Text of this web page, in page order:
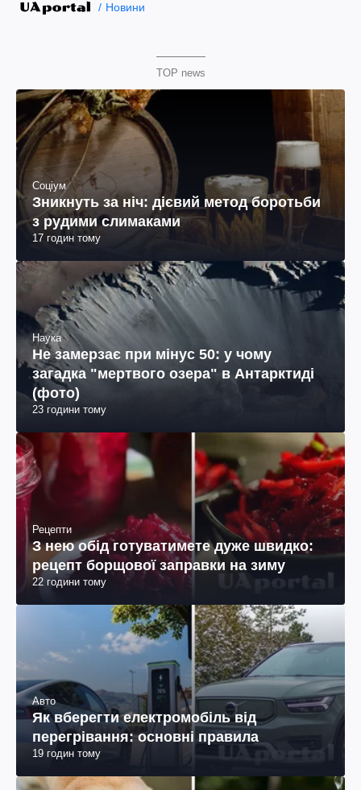
Новини
TOP news
Соціум
Зникнуть за ніч: дієвий метод боротьби
з рудими слимаками
17 годин тому
Наука
Не замерзає при мінус 50: у чому
загадка "мертвого озера" в Антарктиді
(фото)
23 години тому
Рецепти
З нею обід готуватимете дуже швидко:
рецепт борщової заправки на зиму
22 години тому
Авто
Як вберегти електромобіль від
перегрівання: основні правила
19 годин тому